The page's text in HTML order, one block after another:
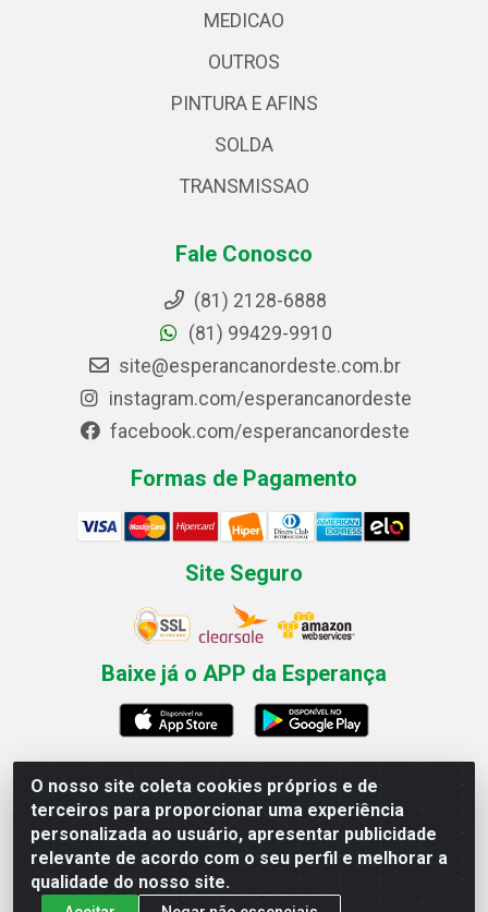
O nosso site coleta cookies próprios e de
terceiros para proporcionar uma experiência
personalizada ao usuário, apresentar publicidade
relevante de acordo com o seu perfil e melhorar a
qualidade do nosso site.
MEDICAO
OUTROS
PINTURA E AFINS
SOLDA
TRANSMISSAO
Fale Conosco
(81) 2128-6888
(81) 99429-9910
site@esperancanordeste.com.br
instagram.com/esperancanordeste
facebook.com/esperancanordeste
Formas de Pagamento
Site Seguro
Baixe já o APP da Esperança
Esperança Nordeste - Rua Professor Caldas Filho, 291 -
Estância - Recife / PE CEP: 50771-335 - CNPJ
03.666.136/0001-23